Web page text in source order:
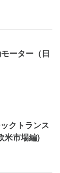
ーター（日
クトランス
米市場編)